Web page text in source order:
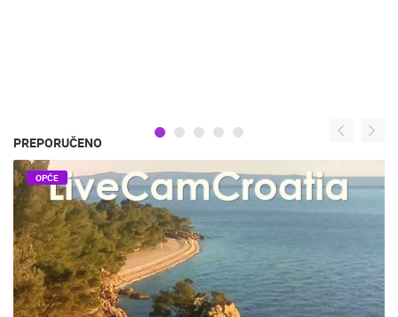
PREPORUČENO
OPĆE